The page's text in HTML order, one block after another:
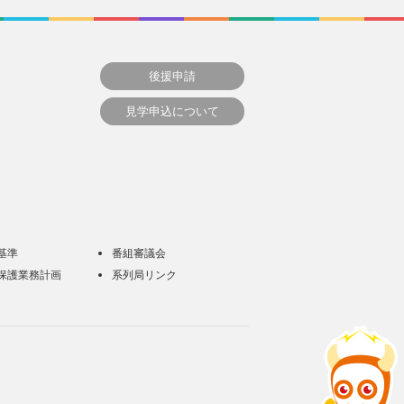
後援申請
見学申込について
準
番組審議会
護業務計画
系列局リンク